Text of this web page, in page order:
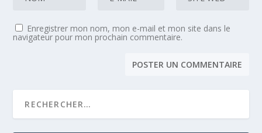
Enregistrer mon nom, mon e-mail et mon site dans le
navigateur pour mon prochain commentaire.